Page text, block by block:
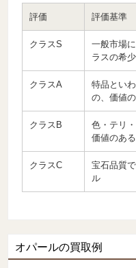
評価 評価基準
クラスS
一般市場
ラスの希
クラスA
特品とい
の、価値
クラスB
色・テリ
価値のあ
クラスC
宝石品質
ル
オパールの買取例